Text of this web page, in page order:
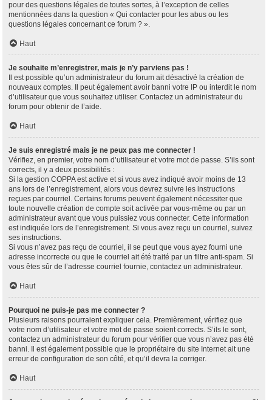
pour des questions légales de toutes sortes, à l’exception de celles
mentionnées dans la question « Qui contacter pour les abus ou les
questions légales concernant ce forum ? ».
Haut
Je souhaite m’enregistrer, mais je n’y parviens pas !
Il est possible qu’un administrateur du forum ait désactivé la création de
nouveaux comptes. Il peut également avoir banni votre IP ou interdit le nom
d’utilisateur que vous souhaitez utiliser. Contactez un administrateur du
forum pour obtenir de l’aide.
Haut
Je suis enregistré mais je ne peux pas me connecter !
Vérifiez, en premier, votre nom d’utilisateur et votre mot de passe. S’ils sont
corrects, il y a deux possibilités :
Si la gestion COPPA est active et si vous avez indiqué avoir moins de 13
ans lors de l’enregistrement, alors vous devrez suivre les instructions
reçues par courriel. Certains forums peuvent également nécessiter que
toute nouvelle création de compte soit activée par vous-même ou par un
administrateur avant que vous puissiez vous connecter. Cette information
est indiquée lors de l’enregistrement. Si vous avez reçu un courriel, suivez
ses instructions.
Si vous n’avez pas reçu de courriel, il se peut que vous ayez fourni une
adresse incorrecte ou que le courriel ait été traité par un filtre anti-spam. Si
vous êtes sûr de l’adresse courriel fournie, contactez un administrateur.
Haut
Pourquoi ne puis-je pas me connecter ?
Plusieurs raisons pourraient expliquer cela. Premièrement, vérifiez que
votre nom d’utilisateur et votre mot de passe soient corrects. S’ils le sont,
contactez un administrateur du forum pour vérifier que vous n’avez pas été
banni. Il est également possible que le propriétaire du site Internet ait une
erreur de configuration de son côté, et qu’il devra la corriger.
Haut